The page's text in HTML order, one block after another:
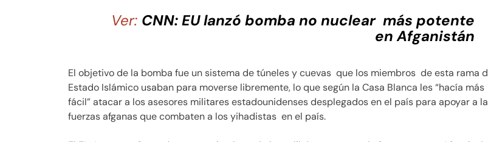
Ver: CNN: EU lanzó bomba no nuclear más potente
en Afganistán
El objetivo de la bomba fue un sistema de túneles y cuevas que los miembros de esta rama
Estado Islámico usaban para moverse libremente, lo que según la Casa Blanca les “hacía más
fácil” atacar a los asesores militares estadounidenses desplegados en el país para apoyar a
fuerzas afganas que combaten a los yihadistas en el país.